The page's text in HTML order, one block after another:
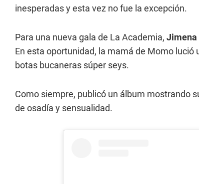
inesperadas y esta vez no fue la excepción.
Para una nueva gala de La Academia, Jimena
En esta oportunidad, la mamá de Momo
botas bucaneras súper seys.
Como siempre, publicó un álbum mostrando
de osadía y sensualidad.